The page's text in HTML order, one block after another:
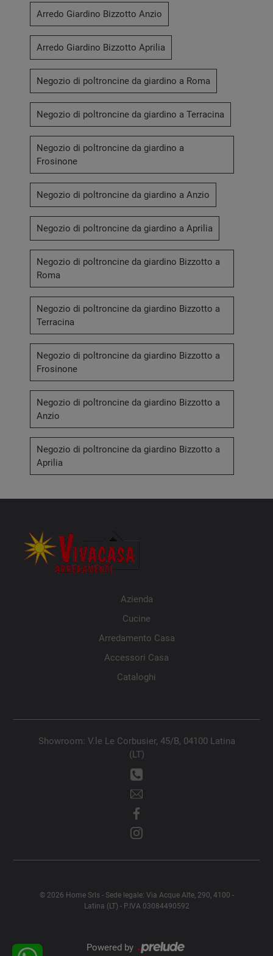
Arredo Giardino Bizzotto Anzio
Arredo Giardino Bizzotto Aprilia
Negozio di poltroncine da giardino a Roma
Negozio di poltroncine da giardino a Terracina
Negozio di poltroncine da giardino a
Frosinone
Negozio di poltroncine da giardino a Anzio
Negozio di poltroncine da giardino a Aprilia
Negozio di poltroncine da giardino Bizzotto a
Roma
Negozio di poltroncine da giardino Bizzotto a
Terracina
Negozio di poltroncine da giardino Bizzotto a
Frosinone
Negozio di poltroncine da giardino Bizzotto a
Anzio
Negozio di poltroncine da giardino Bizzotto a
Aprilia
Azienda
Cucine
Arredamento Casa
Accessori Casa
Cataloghi
Showroom: V.le Le Corbusier, 45/B, 04100 Latina
(LT)
© 2026 Home Srls - Sede legale: Via Acque Alte, 290, 4100 -
Latina (LT) - P.IVA 03084490592
Powered by